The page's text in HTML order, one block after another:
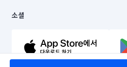
© 유한회사 미소. Miso, Inc. All Rights
이용약관
문의하기
소셜
유튜브